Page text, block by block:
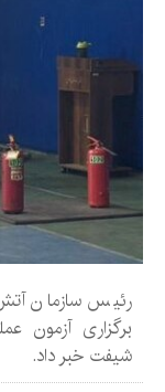
رئیس سازمان
برگزاری آزمون
شیفت خبر داد.